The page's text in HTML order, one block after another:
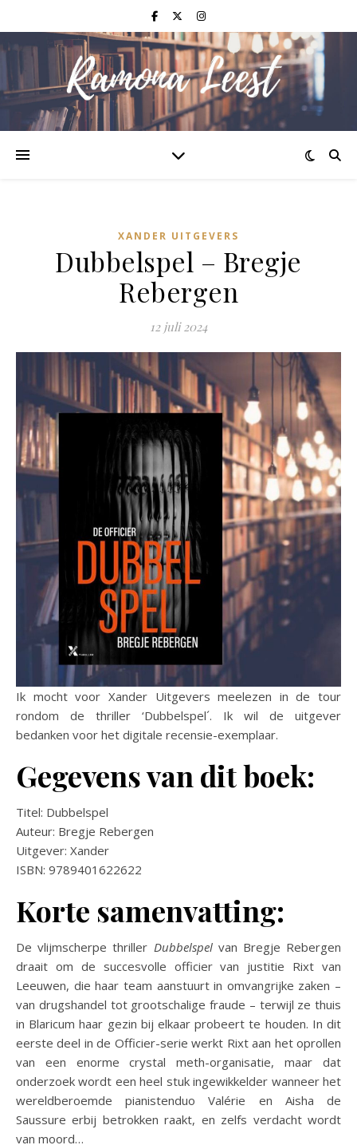
XANDER UITGEVERS
Dubbelspel – Bregje
Rebergen
12 juli 2024
Ik mocht voor Xander Uitgevers meelezen in de tour
rondom de thriller ‘Dubbelspel´. Ik wil de uitgever
bedanken voor het digitale recensie-exemplaar.
Gegevens van dit boek:
Titel: Dubbelspel
Auteur: Bregje Rebergen
Uitgever: Xander
ISBN: 9789401622622
Korte samenvatting:
De vlijmscherpe thriller Dubbelspelvan Bregje Rebergen
draait om de succesvolle officier van justitie Rixt van
Leeuwen, die haar team aanstuurt in omvangrijke zaken –
van drugshandel tot grootschalige fraude – terwijl ze thuis
in Blaricum haar gezin bij elkaar probeert te houden. In dit
eerste deel in de Officier-serie werkt Rixt aan het oprollen
van een enorme crystal meth-organisatie, maar dat
onderzoek wordt een heel stuk ingewikkelder wanneer het
wereldberoemde pianistenduo Valérie en Aisha de
Saussure erbij betrokken raakt, en zelfs verdacht wordt
van moord…